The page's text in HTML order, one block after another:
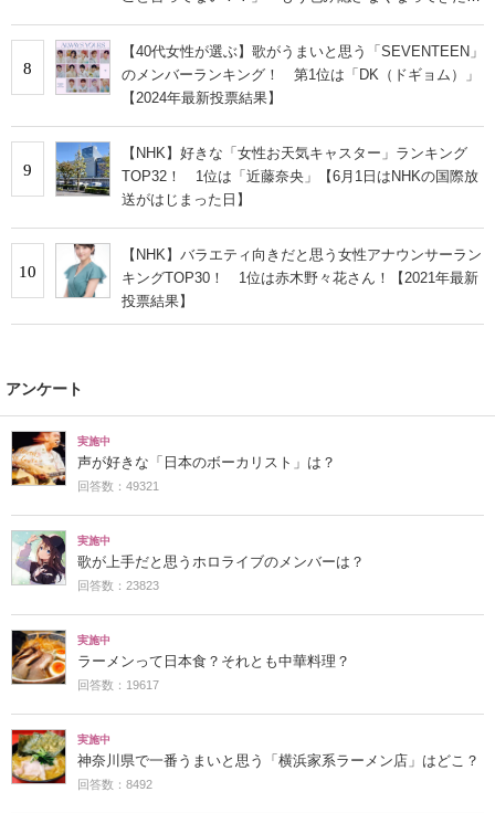
8
【40代女性が選ぶ】歌がうまいと思う「SEVENTEEN」
のメンバーランキング！ 第1位は「DK（ドギョム）」
【2024年最新投票結果】
9
【NHK】好きな「女性お天気キャスター」ランキング
TOP32！ 1位は「近藤奈央」【6月1日はNHKの国際放
送がはじまった日】
10
【NHK】バラエティ向きだと思う女性アナウンサーラン
キングTOP30！ 1位は赤木野々花さん！【2021年最新
投票結果】
アンケート
実施中
声が好きな「日本のボーカリスト」は？
回答数：49321
実施中
歌が上手だと思うホロライブのメンバーは？
回答数：23823
実施中
ラーメンって日本食？それとも中華料理？
回答数：19617
実施中
神奈川県で一番うまいと思う「横浜家系ラーメン店」はどこ？
回答数：8492